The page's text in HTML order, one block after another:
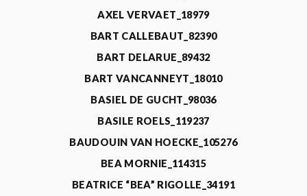
AXEL VERVAET_18979
BART CALLEBAUT_82390
BART DELARUE_89432
BART VANCANNEYT_18010
BASIEL DE GUCHT_98036
BASILE ROELS_119237
BAUDOUIN VAN HOECKE_105276
BEA MORNIE_114315
BEATRICE “BEA” RIGOLLE_34191